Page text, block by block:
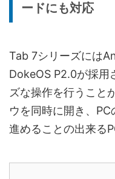
ードにも対応
Tab 7シリーズには
DokeOS P2.0が採用
ズな操作を行うこと
ウを同時に開き、
進めることの出来る